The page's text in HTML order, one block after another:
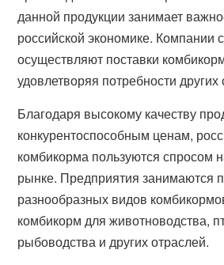
данной продукции занимает
российской экономике. Компании
осуществляют поставки
удовлетворяя потребности других
Благодаря высокому качеству
конкурентоспособным ценам,
комбикорма пользуются спросом
рынке. Предприятия занимаются
разнообразных видов
комбикорм для животноводства,
рыбоводства и других отраслей.